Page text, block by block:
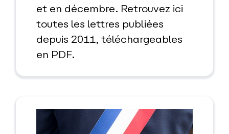
et en décembre. Retrouvez ici
toutes les lettres publiées
depuis 2011, téléchargeables
en PDF.